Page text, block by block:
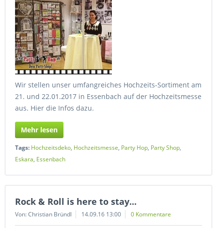
Wir stellen unser umfangreiches Hochzeits-Sortiment am
21. und 22.01.2017 in Essenbach auf der Hochzeitsmesse
aus. Hier die Infos dazu.
Mehr lesen
Tags: Hochzeitsdeko, Hochzeitsmesse, Party Hop, Party Shop,
Eskara, Essenbach
Rock & Roll is here to stay...
Von: Christian Bründl 14.09.16 13:00 0 Kommentare